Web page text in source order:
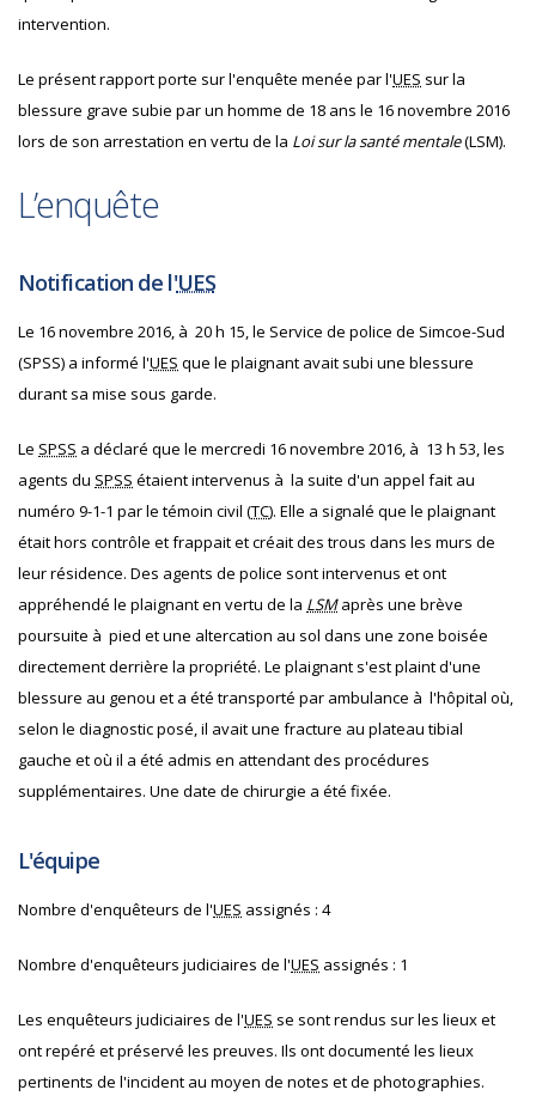
intervention.
Le présent rapport porte sur l'enquête menée par l'UES sur la
blessure grave subie par un homme de 18 ans le 16 novembre 2016
lors de son arrestation en vertu de la Loi sur la santé mentale(LSM).
L’enquête
Notification de l'UES
Le 16 novembre 2016, à 20 h 15, le Service de police de Simcoe-Sud
(SPSS) a informé l'UES que le plaignant avait subi une blessure
durant sa mise sous garde.
Le SPSS a déclaré que le mercredi 16 novembre 2016, à 13 h 53, les
agents du SPSS étaient intervenus à la suite d'un appel fait au
numéro 9-1-1 par le témoin civil (TC). Elle a signalé que le plaignant
était hors contrôle et frappait et créait des trous dans les murs de
leur résidence. Des agents de police sont intervenus et ont
appréhendé le plaignant en vertu de la LSMaprès une brève
poursuite à pied et une altercation au sol dans une zone boisée
directement derrière la propriété. Le plaignant s'est plaint d'une
blessure au genou et a été transporté par ambulance à l'hôpital où,
selon le diagnostic posé, il avait une fracture au plateau tibial
gauche et où il a été admis en attendant des procédures
supplémentaires. Une date de chirurgie a été fixée.
L'équipe
Nombre d'enquêteurs de l'UES assignés : 4
Nombre d'enquêteurs judiciaires de l'UES assignés : 1
Les enquêteurs judiciaires de l'UES se sont rendus sur les lieux et
ont repéré et préservé les preuves. Ils ont documenté les lieux
pertinents de l'incident au moyen de notes et de photographies.